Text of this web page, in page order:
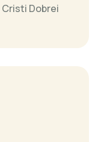
Cristi Dobrei